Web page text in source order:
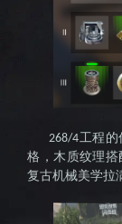
268/4工程
格，木质纹理搭
复古机械美学拉